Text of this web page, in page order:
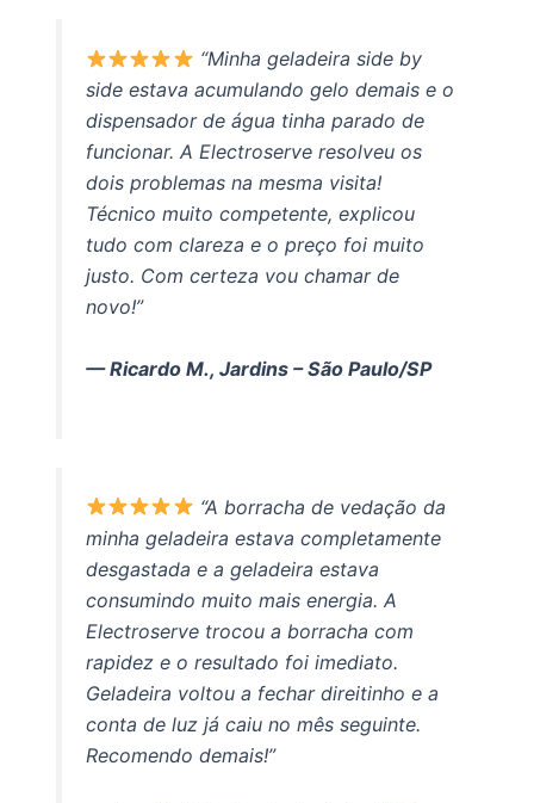
“Minha geladeira side by
side estava acumulando gelo demais e o
dispensador de água tinha parado de
funcionar. A Electroserve resolveu os
dois problemas na mesma visita!
Técnico muito competente, explicou
tudo com clareza e o preço foi muito
justo. Com certeza vou chamar de
novo!”
— Ricardo M., Jardins – São Paulo/SP
“A borracha de vedação da
minha geladeira estava completamente
desgastada e a geladeira estava
consumindo muito mais energia. A
Electroserve trocou a borracha com
rapidez e o resultado foi imediato.
Geladeira voltou a fechar direitinho e a
conta de luz já caiu no mês seguinte.
Recomendo demais!”